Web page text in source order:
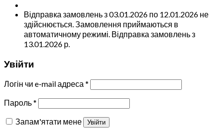
Відправка замовлень з 03.01.2026 по 12.01.2026 не
здійснюється. Замовлення приймаються в
автоматичному режимі. Відправка замовлень з
13.01.2026 р.
Увійти
Логін чи e-mail адреса *
Пароль*
Запам'ятати мене
Увійти